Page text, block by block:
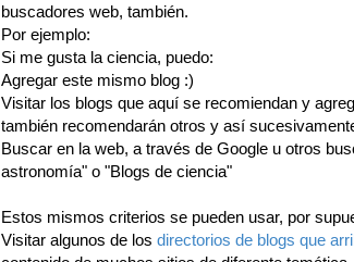
buscadores web, también.
Por ejemplo:
Si me gusta la ciencia, puedo:
Agregar este mismo blog :)
Visitar los blogs que aquí se recomiendan y
también recomendarán otros y así
Buscar en la web, a través de Google u otros
astronomía" o "Blogs de ciencia"
Estos mismos criterios se pueden usar, por
Visitar algunos de los directorios de blogs que